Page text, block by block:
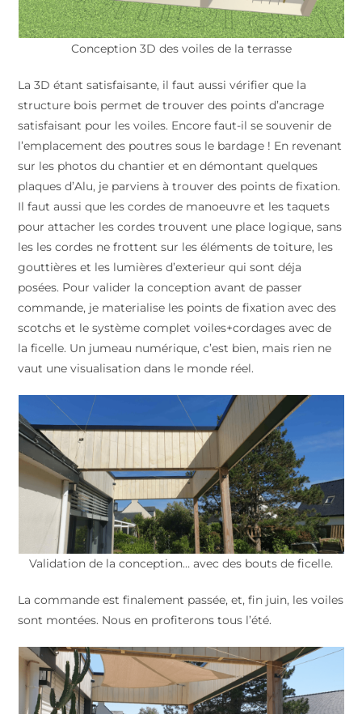
Conception 3D des voiles de la terrasse
La 3D étant satisfaisante, il faut aussi vérifier que la
structure bois permet de trouver des points d’ancrage
satisfaisant pour les voiles. Encore faut-il se souvenir de
l’emplacement des poutres sous le bardage ! En revenant
sur les photos du chantier et en démontant quelques
plaques d’Alu, je parviens à trouver des points de fixation.
Il faut aussi que les cordes de manoeuvre et les taquets
pour attacher les cordes trouvent une place logique, sans
les les cordes ne frottent sur les éléments de toiture, les
gouttières et les lumières d’exterieur qui sont déja
posées. Pour valider la conception avant de passer
commande, je materialise les points de fixation avec des
scotchs et le système complet voiles+cordages avec de
la ficelle. Un jumeau numérique, c’est bien, mais rien ne
vaut une visualisation dans le monde réel.
Validation de la conception… avec des bouts de ficelle.
La commande est finalement passée, et, fin juin, les voiles
sont montées. Nous en profiterons tous l’été.